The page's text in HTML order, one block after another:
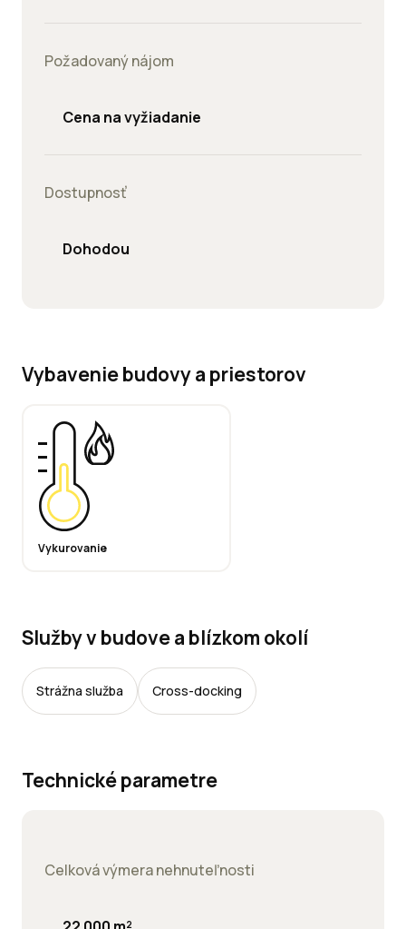
Požadovaný nájom
Cena na vyžiadanie
Dostupnosť
Dohodou
Vybavenie budovy a priestorov
Vykurovanie
Služby v budove a blízkom okolí
Strážna služba Cross-docking
Technické parametre
Celková výmera nehnuteľnosti